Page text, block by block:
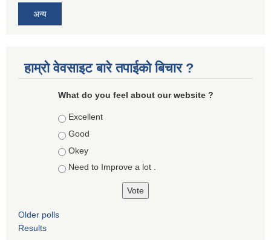
अन्य
हाम्रो वेवसाइट बारे तपाईको बिचार ?
What do you feel about our website ?
Choices
Excellent
Good
Okey
Need to Improve a lot .
Older polls
Results